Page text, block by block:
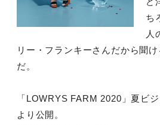
ち
人
リー・フランキーさんだから聞
だ。
「LOWRYS FARM 2020」夏ビ
より公開。